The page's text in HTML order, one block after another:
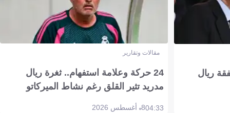
ريال
مقالات وتقارير
24 حركة وعلامة استفهام.. ثغرة ريال
مدريد تثير القلق رغم نشاط الميركاتو
04:338 أغسطس 2026